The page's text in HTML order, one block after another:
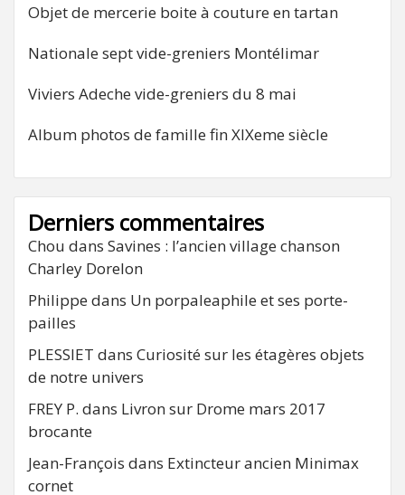
Objet de mercerie boite à couture en tartan
Nationale sept vide-greniers Montélimar
Viviers Adeche vide-greniers du 8 mai
Album photos de famille fin XIXeme siècle
Derniers commentaires
Chou dans Savines : l’ancien village chanson
Charley Dorelon
Philippe dans Un porpaleaphile et ses porte-
pailles
PLESSIET dans Curiosité sur les étagères objets
de notre univers
FREY P. dans Livron sur Drome mars 2017
brocante
Jean-François dans Extincteur ancien Minimax
cornet